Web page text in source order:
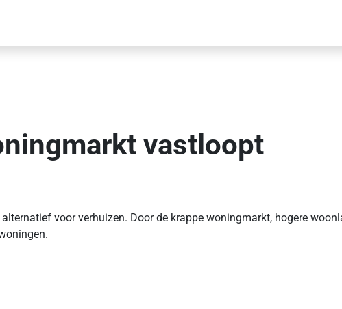
vastloopt
voor verhuizen. Door de krappe woningmarkt, hogere